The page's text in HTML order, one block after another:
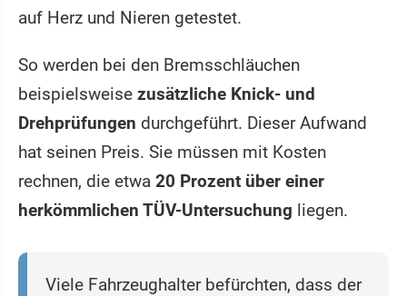
auf Herz und Nieren getestet.
So werden bei den Bremsschläuchen
beispielsweise zusätzliche Knick- und
Drehprüfungen durchgeführt. Dieser Aufwand
hat seinen Preis. Sie müssen mit Kosten
rechnen, die etwa 20 Prozent über einer
herkömmlichen TÜV-Untersuchung liegen.
Viele Fahrzeughalter befürchten, dass der